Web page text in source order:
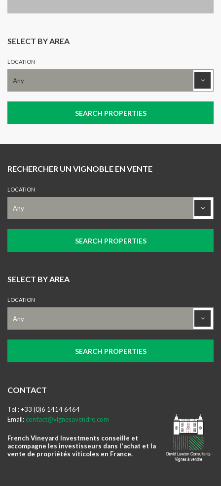
SELECT BY AREA
LOCATION
RECHERCHER UN VIGNOBLE EN VENTE
LOCATION
SELECT BY AREA
LOCATION
CONTACT
Tel : +33 (0)6 1414 6464
Email: contact@vignesavendre.com
French Vineyard Investments conseille et
accompagne les investisseurs dans l'achat et la
vente de propriétés viticoles en France.